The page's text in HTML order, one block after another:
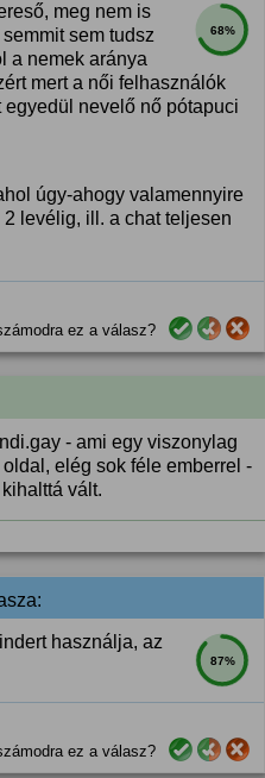
68%
meg nem is
sem tudsz
a nemek aránya
mert a női felhasználók
nevelő nő pótapuci
úgy-ahogy valamennyire
levélig, ill. a chat teljesen
ez a válasz?
- ami egy viszonylag
elég sok féle emberrel -
vált.
87%
használja, az
ez a válasz?